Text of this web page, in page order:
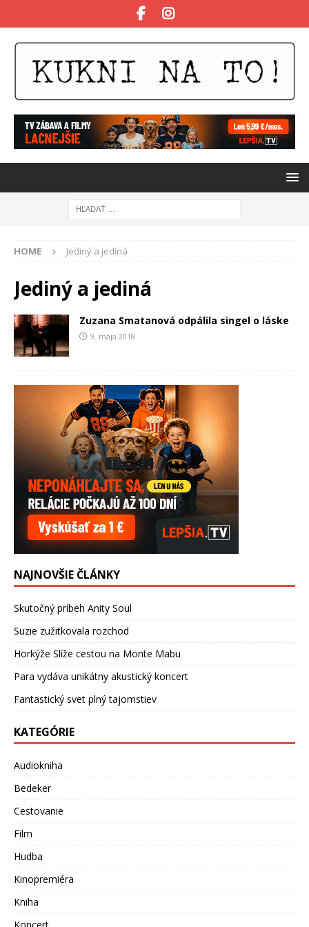
HOME Jediný a jediná
Jediný a jediná
Zuzana Smatanová odpálila singel o láske
9. mája 2018
NAJNOVŠIE ČLÁNKY
Skutočný príbeh Anity Soul
Suzie zužitkovala rozchod
Horkýže Slíže cestou na Monte Mabu
Para vydáva unikátny akustický koncert
Fantastický svet plný tajomstiev
KATEGÓRIE
Audiokniha
Bedeker
Cestovanie
Film
Hudba
Kinopremiéra
Kniha
Koncert